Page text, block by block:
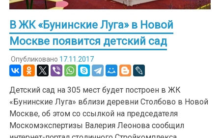
В ЖК «Бунинские Луга» в Новой
Москве появится детский сад
Опубликовано 17.11.2017
Детский сад на 305 мест будет построен в ЖК
«Бунинские Луга» вблизи деревни Столбово в Новой
Москве, об этом со ссылкой на председателя
Москомэкспертизы Валерия Леонова сообщил